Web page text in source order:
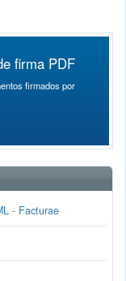
firma PDF
firmados por
- Facturae